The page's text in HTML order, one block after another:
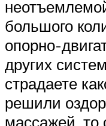
большого
опорно-
других
страдаете
решили
массажей, то